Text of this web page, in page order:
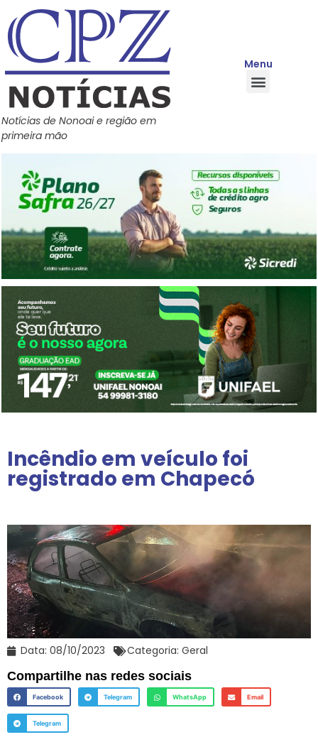
Notícias de Nonoai e região em
primeira mão
Menu
Incêndio em veículo foi
registrado em Chapecó
Data: 08/10/2023 Categoria: Geral
Compartilhe nas redes sociais
Facebook Telegram WhatsApp Email
Telegram